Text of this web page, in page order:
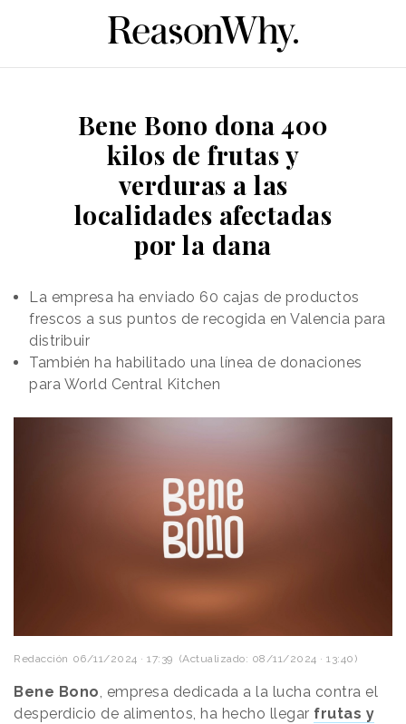
Bene Bono dona 400
kilos de frutas y
verduras a las
localidades afectadas
por la dana
La empresa ha enviado 60 cajas de productos
frescos a sus puntos de recogida en Valencia para
distribuir
También ha habilitado una línea de donaciones
para World Central Kitchen
Redacción 06/11/2024 · 17:39 (Actualizado: 08/11/2024 · 13:40)
Bene Bono , empresa dedicada a la lucha contra el
desperdicio de alimentos, ha hecho llegar frutas y